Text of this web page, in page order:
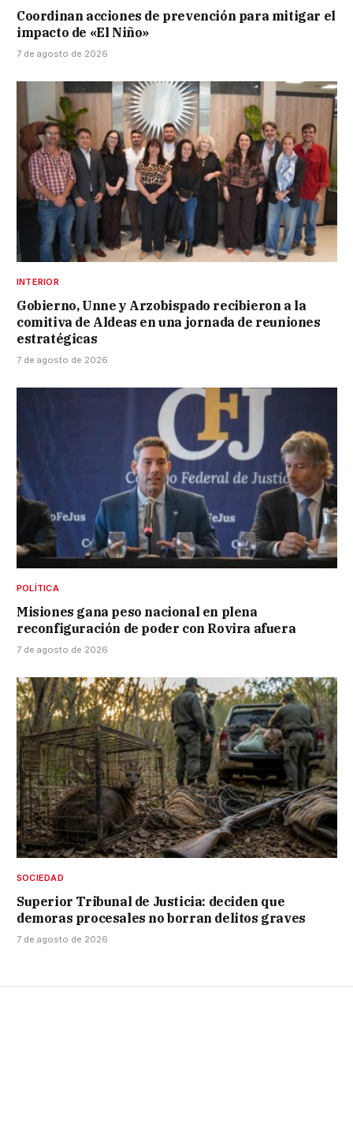
Coordinan acciones de prevención para mitigar el
impacto de «El Niño»
7 de agosto de 2026
INTERIOR
Gobierno, Unne y Arzobispado recibieron a la
comitiva de Aldeas en una jornada de reuniones
estratégicas
7 de agosto de 2026
POLÍTICA
Misiones gana peso nacional en plena
reconfiguración de poder con Rovira afuera
7 de agosto de 2026
SOCIEDAD
Superior Tribunal de Justicia: deciden que
demoras procesales no borran delitos graves
7 de agosto de 2026